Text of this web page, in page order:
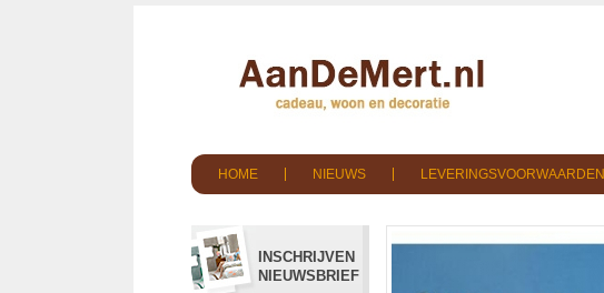
HOME NIEUWS LEVERINGSVOORWAARDEN
INSCHRIJVEN
NIEUWSBRIEF